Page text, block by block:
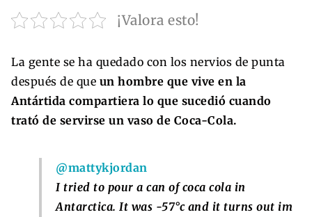
¡Valora esto!
La gente se ha quedado con los nervios de punta
después de que un hombre que vive en la
Antártida compartiera lo que sucedió cuando
trató de servirse un vaso de Coca-Cola.
@mattykjordan
I tried to pour a can of coca cola in
Antarctica. It was -57°c and it turns out im